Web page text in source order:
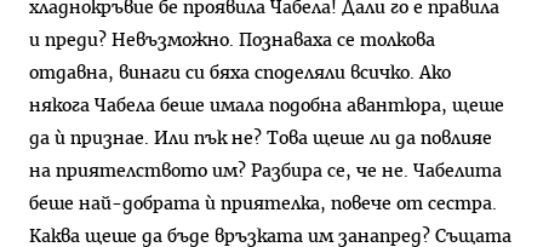
хладнокръвие бе проявила Чабела! Дали го е правила
и преди? Невъзможно. Познаваха се толкова
отдавна, винаги си бяха споделяли всичко. Ако
някога Чабела беше имала подобна авантюра, щеше
да ѝ признае. Или пък не? Това щеше ли да повлияе
на приятелството им? Разбира се, че не. Чабелита
беше най-добрата ѝ приятелка, повече от сестра.
Каква щеше да бъде връзката им занапред? Същата